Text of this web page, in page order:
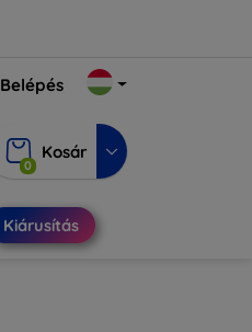
Belépés
0
Kosár
Kiárusítás